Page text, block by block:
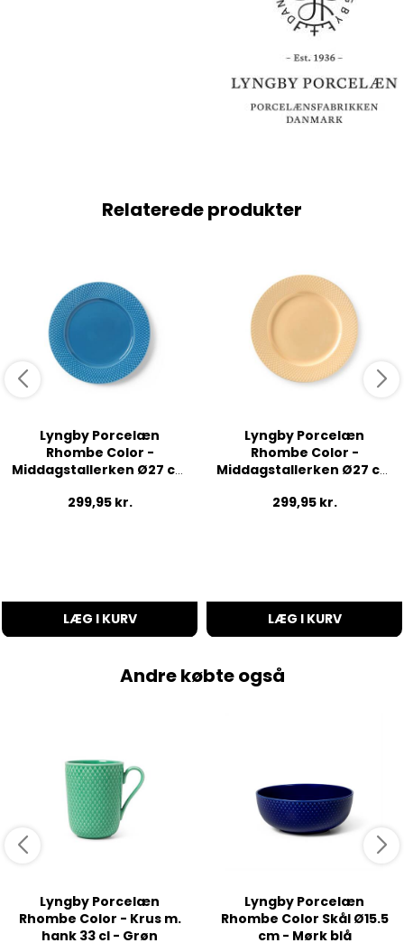
Relaterede produkter
Lyngby Porcelæn
Rhombe Color -
Middagstallerken Ø27 cm
299,95 kr.
LÆG I KURV
Lyngby Porcelæn
Rhombe Color -
Middagstallerken Ø27 cm
299,95 kr.
LÆG I KURV
Andre købte også
Lyngby Porcelæn
Rhombe Color - Krus m.
hank 33 cl - Grøn
Lyngby Porcelæn
Rhombe Color Skål Ø15.5
cm - Mørk blå